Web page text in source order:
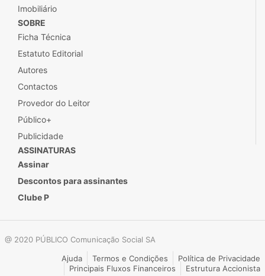
Imobiliário
SOBRE
Ficha Técnica
Estatuto Editorial
Autores
Contactos
Provedor do Leitor
Público+
Publicidade
ASSINATURAS
Assinar
Descontos para assinantes
Clube P
@ 2020 PÚBLICO Comunicação Social SA
Ajuda
Termos e Condições
Política de Privacidade
Principais Fluxos Financeiros
Estrutura Accionista